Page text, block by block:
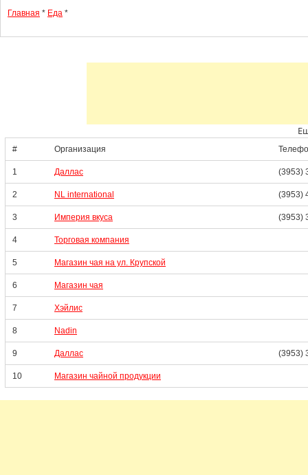
Главная * Еда *
# Организация
1 Даллас (3953)
2 NL international (3953)
3 Империя вкуса (3953)
4 Торговая компания
5 Магазин чая на ул. Крупской
6 Магазин чая
7 Хэйлис
8 Nadin
9 Даллас (3953)
10 Магазин чайной продукции